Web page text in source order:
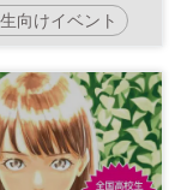
向けイベント
テスト